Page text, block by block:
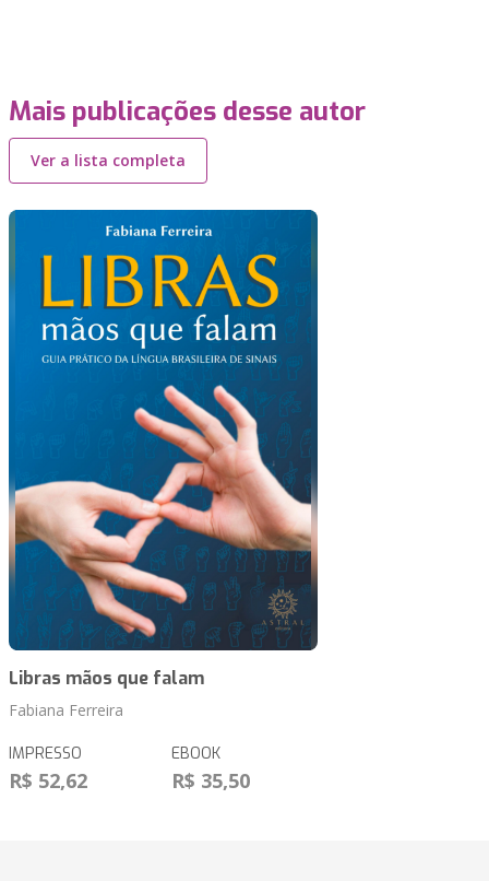
Mais publicações desse autor
Ver a lista completa
Libras mãos que falam
Fabiana Ferreira
IMPRESSO
R$ 52,62
EBOOK
R$ 35,50